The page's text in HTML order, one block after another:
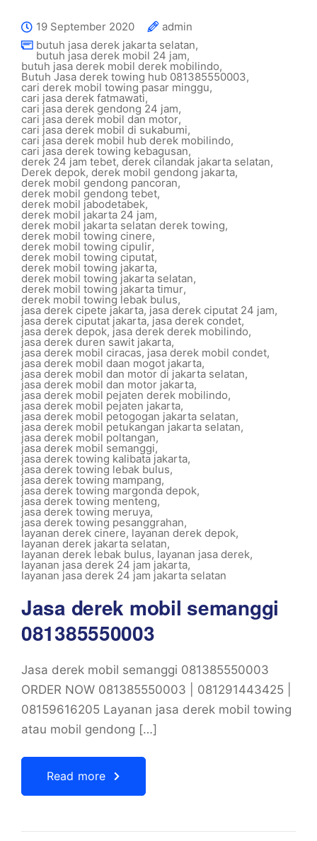
19 September 2020
admin
butuh jasa derek jakarta selatan,
butuh jasa derek mobil 24 jam,
butuh jasa derek mobil derek mobilindo,
Butuh Jasa derek towing hub 081385550003,
cari derek mobil towing pasar minggu,
cari jasa derek fatmawati,
cari jasa derek gendong 24 jam,
cari jasa derek mobil dan motor,
cari jasa derek mobil di sukabumi,
cari jasa derek mobil hub derek mobilindo,
cari jasa derek towing kebagusan,
derek 24 jam tebet, derek cilandak jakarta selatan,
Derek depok, derek mobil gendong jakarta,
derek mobil gendong pancoran,
derek mobil gendong tebet,
derek mobil jabodetabek,
derek mobil jakarta 24 jam,
derek mobil jakarta selatan derek towing,
derek mobil towing cinere,
derek mobil towing cipulir,
derek mobil towing ciputat,
derek mobil towing jakarta,
derek mobil towing jakarta selatan,
derek mobil towing jakarta timur,
derek mobil towing lebak bulus,
jasa derek cipete jakarta, jasa derek ciputat 24 jam,
jasa derek ciputat jakarta,jasa derek condet,
jasa derek depok,jasa derek derek mobilindo,
jasa derek duren sawit jakarta,
jasa derek mobil ciracas, jasa derek mobil condet,
jasa derek mobil daan mogot jakarta,
jasa derek mobil dan motor di jakarta selatan,
jasa derek mobil dan motor jakarta,
jasa derek mobil pejaten derek mobilindo,
jasa derek mobil pejaten jakarta,
jasa derek mobil petogogan jakarta selatan,
jasa derek mobil petukangan jakarta selatan,
jasa derek mobil poltangan,
jasa derek mobil semanggi,
jasa derek towing kalibata jakarta,
jasa derek towing lebak bulus,
jasa derek towing mampang,
jasa derek towing margonda depok,
jasa derek towing menteng,
jasa derek towing meruya,
jasa derek towing pesanggrahan,
layanan derek cinere, layanan derek depok,
layanan derek jakarta selatan,
layanan derek lebak bulus, layanan jasa derek,
layanan jasa derek 24 jam jakarta,
layanan jasa derek 24 jam jakarta selatan
Jasa derek mobil semanggi
081385550003
Jasa derek mobil semanggi 081385550003
ORDER NOW 081385550003 | 081291443425 |
08159616205 Layanan jasa derek mobil towing
atau mobil gendong […]
Read more